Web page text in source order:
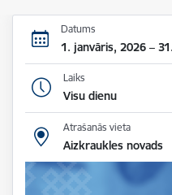
Datums
1. janvāris, 2026 –
Laiks
Visu dienu
Atrašanās vieta
Aizkraukles novads